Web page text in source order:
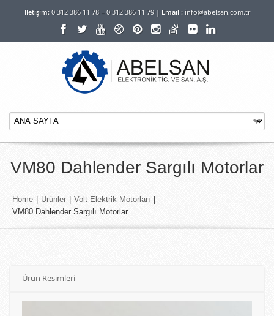
İletişim:0 312 386 11 78 – 0 312 386 11 79 | Email : info@abelsan.com.tr
VM80 Dahlender Sargılı Motorlar
Home Ürünler Volt Elektrik Motorları
VM80 Dahlender Sargılı Motorlar
Ürün Resimleri